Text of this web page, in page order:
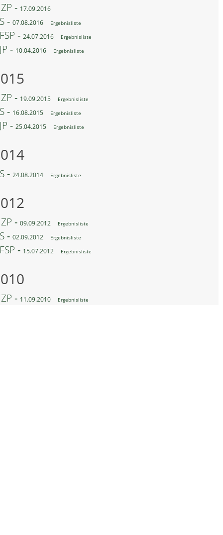
‐ 17.09.2016
‐07.08.2016 Ergebnisliste
‐24.07.2016 Ergebnisliste
‐ 10.04.2016 Ergebnisliste
‐ 19.09.2015 Ergebnisliste
‐ 16.08.2015 Ergebnisliste
‐25.04.2015 Ergebnisliste
‐24.08.2014 Ergebnisliste
‐09.09.2012 Ergebnisliste
‐02.09.2012 Ergebnisliste
‐ 15.07.2012 Ergebnisliste
‐ 11.09.2010 Ergebnisliste